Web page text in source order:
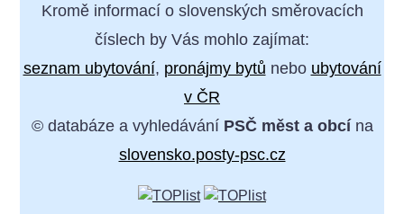
Kromě informací o slovenských směrovacích
číslech by Vás mohlo zajímat:
seznam ubytování, pronájmy bytů nebo ubytování
v ČR
© databáze a vyhledávání PSČ měst a obcína
slovensko.posty-psc.cz